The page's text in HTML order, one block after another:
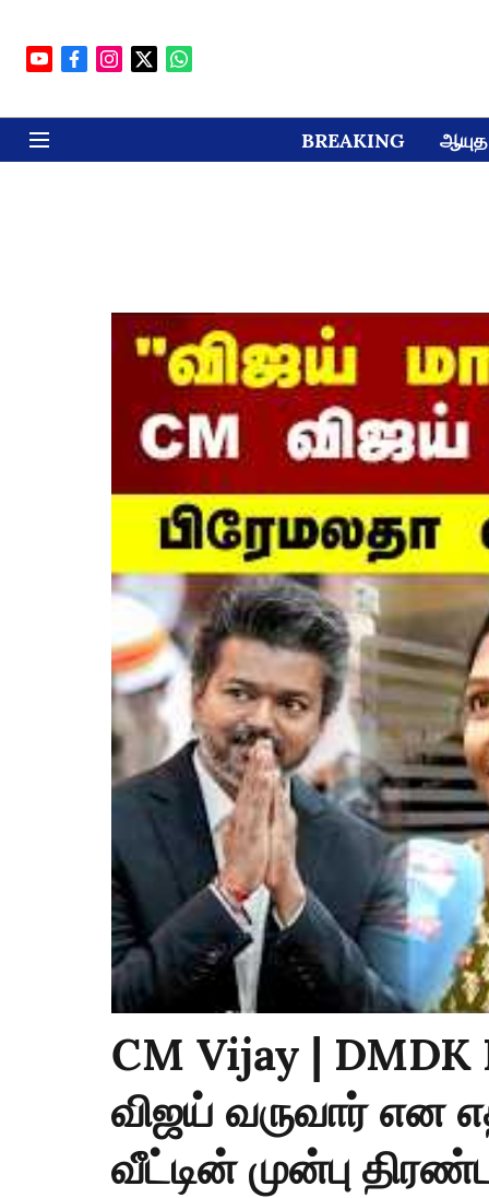
BREAKING ஆயுத
CM Vijay |
விஜய் வருவார் என
வீட்டின் முன்பு